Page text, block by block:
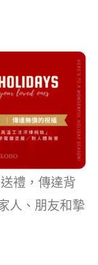
禮，傳達背
人、朋友和摯